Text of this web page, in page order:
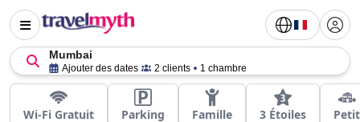
Mumbai
Ajouter des dates 2 clients 1 chambre
Wi-Fi Gratuit Parking Famille 3 Étoiles Petit